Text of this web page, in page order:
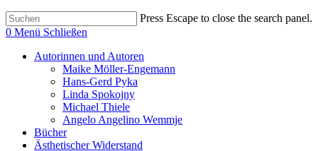
Press Escape to close the search panel.
0 Menü Schließen
Autorinnen und Autoren
Maike Möller-Engemann
Hans-Gerd Pyka
Linda Spokojny
Michael Thiele
Angelo Angelino Wemmje
Bücher
Ästhetischer Widerstand